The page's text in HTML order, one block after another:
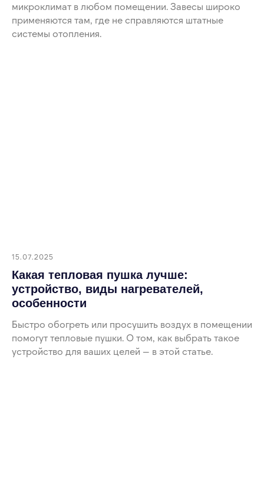
микроклимат в любом помещении. Завесы широко
применяются там, где не справляются штатные
системы отопления.
15.07.2025
Какая тепловая пушка лучше:
устройство, виды нагревателей,
особенности
Быстро обогреть или просушить воздух в помещении
помогут тепловые пушки. О том, как выбрать такое
устройство для ваших целей — в этой статье.